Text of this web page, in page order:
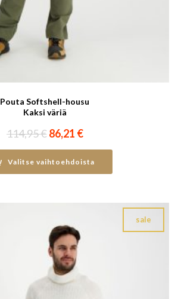
Pouta Softshell-housu
Kaksi väriä
114,95€ Alkuperäinen
oli:
114,95 €.
86,21 €Nykyinen
on:
86,21 €.
Valitse vaihtoehdoista
sale